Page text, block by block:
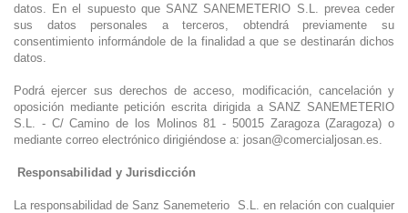
datos. En el supuesto que SANZ SANEMETERIO S.L. prevea ceder
sus datos personales a terceros, obtendrá previamente su
consentimiento informándole de la finalidad a que se destinarán dichos
datos.
Podrá ejercer sus derechos de acceso, modificación, cancelación y
oposición mediante petición escrita dirigida a SANZ SANEMETERIO
S.L. - C/ Camino de los Molinos 81 - 50015 Zaragoza (Zaragoza) o
mediante correo electrónico dirigiéndose a: josan@comercialjosan.es.
Responsabilidad y Jurisdicción
La responsabilidad de Sanz Sanemeterio S.L. en relación con cualquier